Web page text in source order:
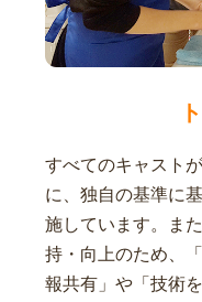
すべてのキャスト
に、独自の基準に
施しています。ま
持・向上のため、
報共有」や「技術